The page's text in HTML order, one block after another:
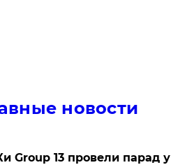
новости
Group 13 провели парад у